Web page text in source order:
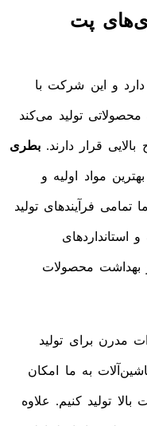
پت
دارد و این شرکت با
محصولاتی تولید می‌کند
قرار دارند.بطری
مواد اولیه و
تمامی فرآیندهای تولید
استانداردهای
بهداشت محصولات
مدرن برای تولید
به ما امکان
تولید کنیم. علاوه